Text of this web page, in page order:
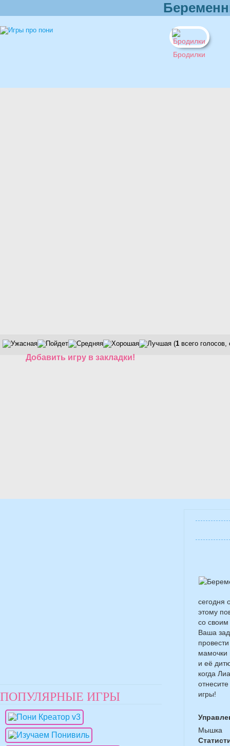
Бродилки
(1 всего
Добавить игру в закладки!
сегодня
этому
со
Ваша
мамочки
и её
когда
игры!
Мышка
ПОПУЛЯРНЫЕ ИГРЫ